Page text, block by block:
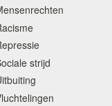
strijd